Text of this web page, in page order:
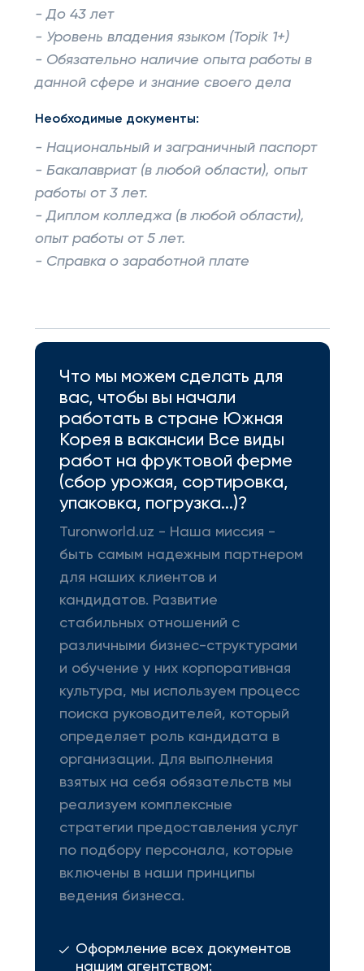
- До 43 лет
- Уровень владения языком (Topik 1+)
- Обязательно наличие опыта работы в
данной сфере и знание своего дела
Необходимые документы:
- Национальный и заграничный паспорт
- Бакалавриат (в любой области), опыт
работы от 3 лет.
- Диплом колледжа (в любой области),
опыт работы от 5 лет.
- Справка о заработной плате
Что мы можем сделать для
вас, чтобы вы начали
работать в стране Южная
Корея в вакансии Все виды
работ на фруктовой ферме
(сбор урожая, сортировка,
упаковка, погрузка...)?
Turonworld.uz - Наша миссия -
быть самым надежным партнером
для наших клиентов и
кандидатов. Развитие
стабильных отношений с
различными бизнес-структурами
и обучение у них корпоративная
культура, мы используем процесс
поиска руководителей, который
определяет роль кандидата в
организации. Для выполнения
взятых на себя обязательств мы
реализуем комплексные
стратегии предоставления услуг
по подбору персонала, которые
включены в наши принципы
ведения бизнеса.
Оформление всех документов
нашим агентством: